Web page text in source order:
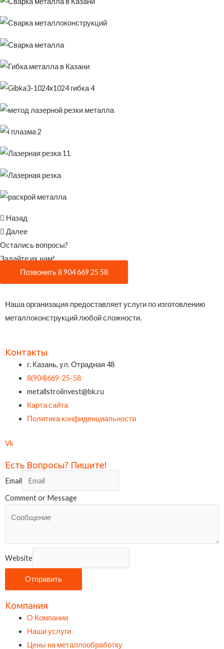
Назад
Далее
Остались вопросы?
Задайте их нам!
Позвонить 8 904 669 25 58
Наша организация предоставляет услуги по изготовлению
металлоконструкций любой сложности.
Контакты
г. Казань, ул. Отрадная 48
8(904)669-25-58
metallstroiinvest@bk.ru
Карта сайта
Политика конфиденциальности
Vk
Есть Вопросы? Пишите!
Email
Comment or Message
Website
Отправить
Компания
О Компании
Наши услуги
Цены на металлообработку